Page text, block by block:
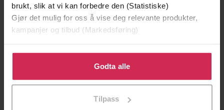
brukt, slik at vi kan forbedre den (Statistiske)
Gjør det mulig for oss å vise deg relevante produkter,
kampanjer og tilbud (Markedsføring)
Klikk på «Godta alle» for å gi oss ditt samtykke til å
bruke cookies for alle disse formålene. Du kan også
tilpasse ditt samtykke til spesifikke formål ved å klikke
Godta alle
Tilpass
179,-
Dobbeltspill
Else Berit Kristiansen
Oppgjørets time
Hege Løvstad Toverud